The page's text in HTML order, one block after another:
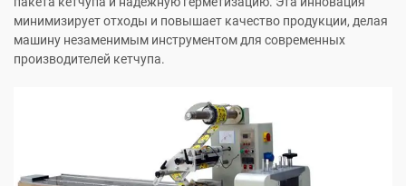
минимизирует отходы и повышает качество продукции, делая
машину незаменимым инструментом для современных
производителей кетчупа.